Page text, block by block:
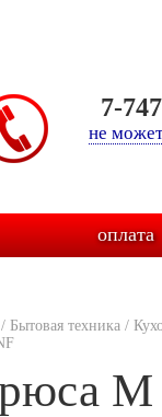
7-
не
оплата
/ Бытовая техника /
M